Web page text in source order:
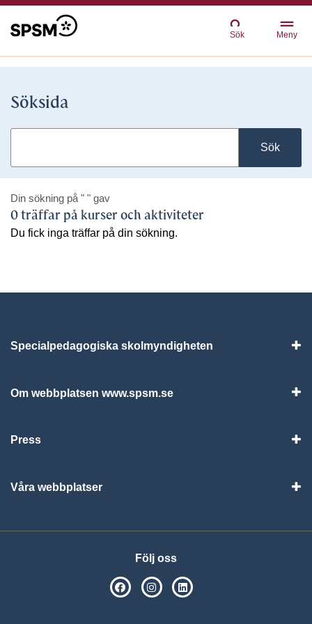
Sök Meny
Söksida
Sök
Din sökning på " " gav
0 träffar på kurser och aktiviteter
Du fick inga träffar på din sökning.
Specialpedagogiska skolmyndigheten
Om webbplatsen www.spsm.se
Press
Våra webbplatser
Följ oss
SPSM på Facebook
SPSM på Instagram